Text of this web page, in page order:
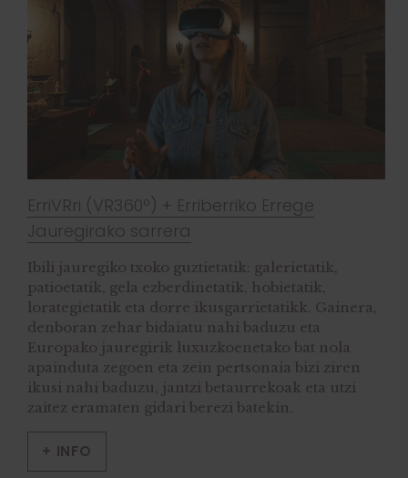
ErriVRri (VR360º) + Erriberriko Errege
Jauregirako sarrera
Ibili jauregiko txoko guztietatik: galerietatik,
patioetatik, gela ezberdinetatik, hobietatik,
lorategietatik eta dorre ikusgarrietatikk. Gainera,
denboran zehar bidaiatu nahi baduzu eta
Europako jauregirik luxuzkoenetako bat nola
apainduta zegoen eta zein pertsonaia bizi ziren
ikusi nahi baduzu, jantzi betaurrekoak eta utzi
zaitez eramaten gidari berezi batekin.
+ INFO